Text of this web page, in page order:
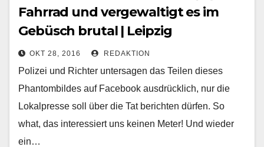
Fahrrad und vergewaltigt es im
Gebüsch brutal | Leipzig
OKT 28, 2016 REDAKTION
Polizei und Richter untersagen das Teilen dieses
Phantombildes auf Facebook ausdrücklich, nur die
Lokalpresse soll über die Tat berichten dürfen. So
what, das interessiert uns keinen Meter! Und wieder
ein…